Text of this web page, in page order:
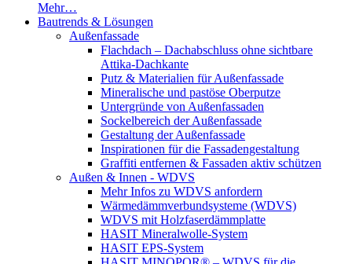
Mehr…
Bautrends & Lösungen
Außenfassade
Flachdach – Dachabschluss ohne sichtbare
Attika-Dachkante
Putz & Materialien für Außenfassade
Mineralische und pastöse Oberputze
Untergründe von Außenfassaden
Sockelbereich der Außenfassade
Gestaltung der Außenfassade
Inspirationen für die Fassadengestaltung
Graffiti entfernen & Fassaden aktiv schützen
Außen & Innen - WDVS
Mehr Infos zu WDVS anfordern
Wärmedämmverbundsysteme (WDVS)
WDVS mit Holzfaserdämmplatte
HASIT Mineralwolle-System
HASIT EPS-System